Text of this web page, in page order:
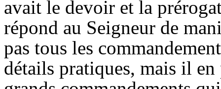
avait le devoir et la
répond au Seigneur de
pas tous les
détails pratiques, mais il en